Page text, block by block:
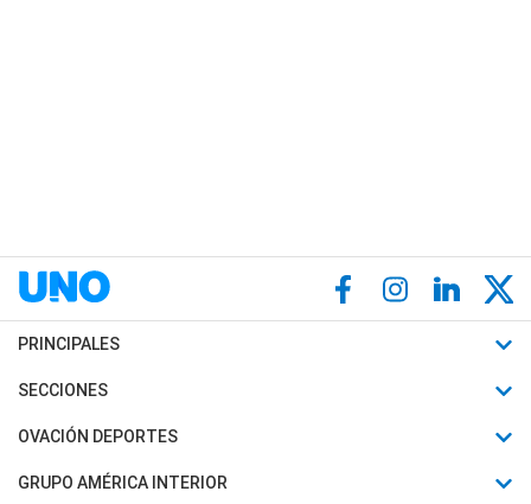
PRINCIPALES
Últimas Noticias
Política
SECCIONES
Horóscopo
Motores
OVACIÓN DEPORTES
Fútbol
GRUPO AMÉRICA INTERIOR